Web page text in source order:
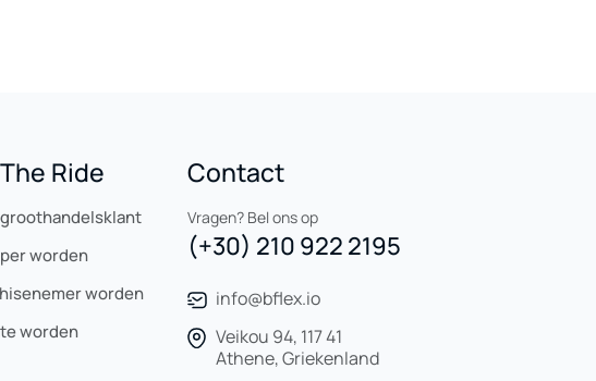
Contact
Vragen? Bel ons op
(+30) 210 922 2195
info@bflex.io
Veikou 94, 117 41
Athene, Griekenland
Ride
worden
worden
worden